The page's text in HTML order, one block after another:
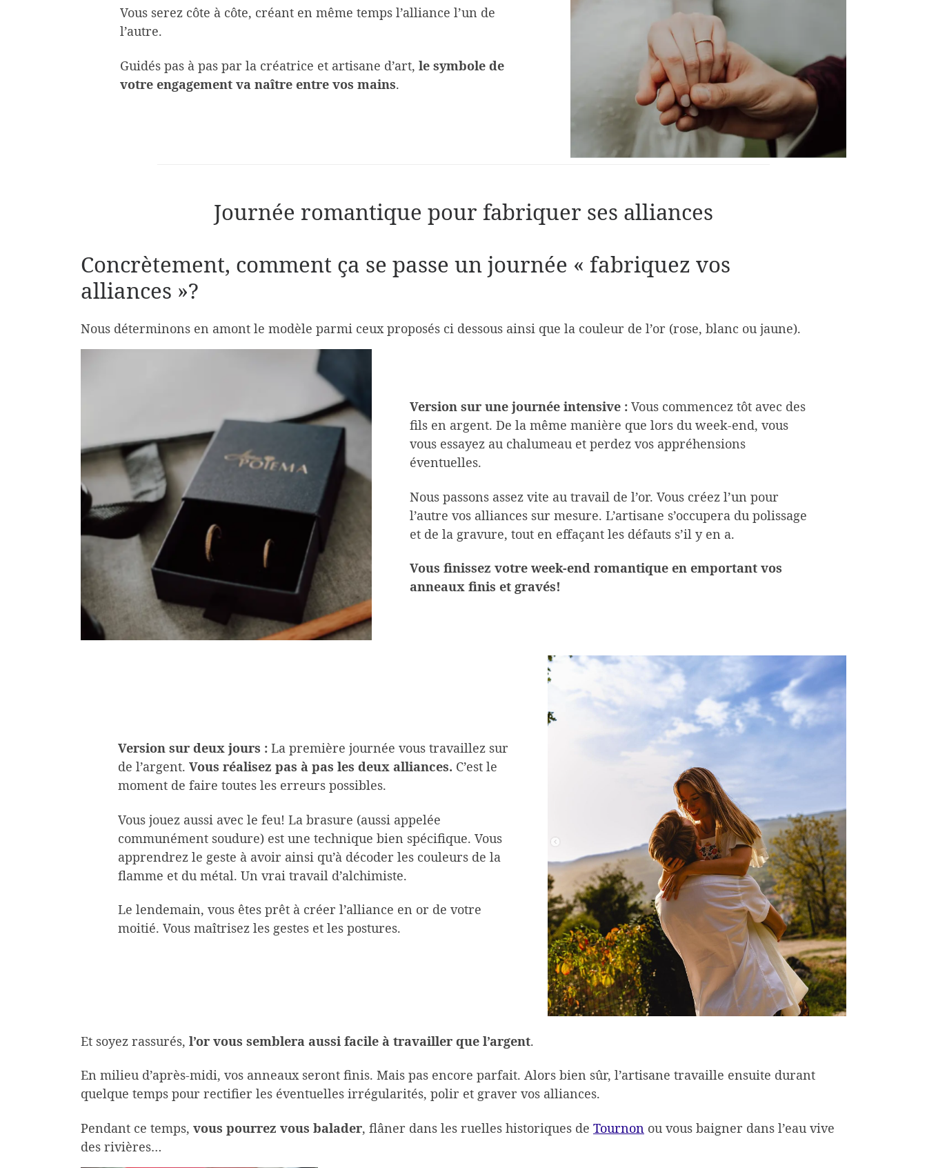
Vous serez côte à côte, créant en même temps l’alliance l’un de
l’autre.
Guidés pas à pas par la créatrice et artisane d’art, le symbole de
votre engagement va naître entre vos mains.
Journée romantique pour fabriquer ses alliances
Concrètement, comment ça se passe un journée « fabriquez vos
alliances »?
Nous déterminons en amont le modèle parmi ceux proposés ci dessous ainsi que la couleur de l’or (rose, blanc ou jaune).
Version sur une journée intensive : Vous commencez tôt avec des
fils en argent. De la même manière que lors du week-end, vous
vous essayez au chalumeau et perdez vos appréhensions
éventuelles.
Nous passons assez vite au travail de l’or. Vous créez l’un pour
l’autre vos alliances sur mesure. L’artisane s’occupera du polissage
et de la gravure, tout en effaçant les défauts s’il y en a.
Vous finissez votre week-end romantique en emportant vos
anneaux finis et gravés!
Version sur deux jours : La première journée vous travaillez sur
de l’argent.Vous réalisez pas à pas les deux alliances. C’est le
moment de faire toutes les erreurs possibles.
Vous jouez aussi avec le feu! La brasure (aussi appelée
communément soudure) est une technique bien spécifique. Vous
apprendrez le geste à avoir ainsi qu’à décoder les couleurs de la
flamme et du métal. Un vrai travail d’alchimiste.
Le lendemain, vous êtes prêt à créer l’alliance en or de votre
moitié. Vous maîtrisez les gestes et les postures.
Et soyez rassurés, l’or vous semblera aussi facile à travailler que l’argent.
En milieu d’après-midi, vos anneaux seront finis. Mais pas encore parfait. Alors bien sûr, l’artisane travaille ensuite durant
quelque temps pour rectifier les éventuelles irrégularités, polir et graver vos alliances.
Pendant ce temps, vous pourrez vous balader, flâner dans les ruelles historiques de Tournon ou vous baigner dans l’eau vive
des rivières…